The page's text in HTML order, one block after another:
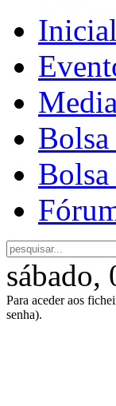
Inicial
sábado,
Para aceder aos
senha).